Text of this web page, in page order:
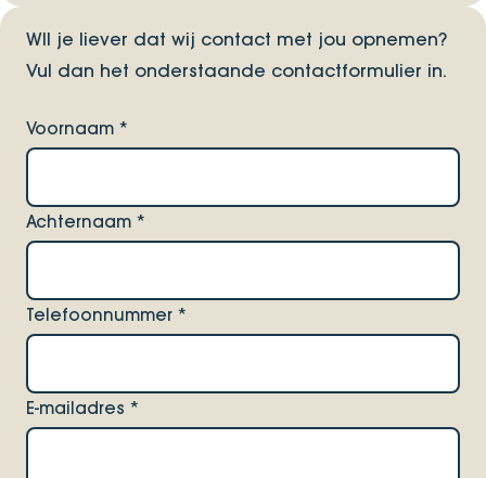
WIl je liever dat wij contact met jou opnemen?
Vul dan het onderstaande contactformulier in.
Voornaam *
Achternaam *
Telefoonnummer *
E-mailadres *